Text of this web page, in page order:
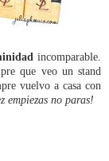
incomparable.
que veo un stand
vuelvo a casa con
empiezas no paras!